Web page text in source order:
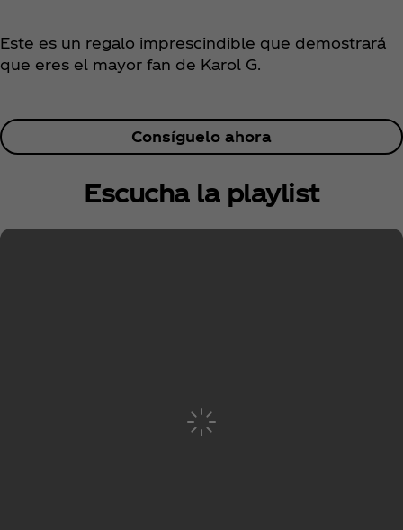
Este es un regalo imprescindible que demostrará
que eres el mayor fan de Karol G.
Consíguelo ahora
Escucha la playlist